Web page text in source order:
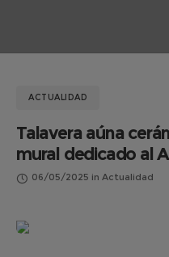
ACTUALIDAD
Talavera aúna
mural dedicado al
06/05/2025 in Actualidad